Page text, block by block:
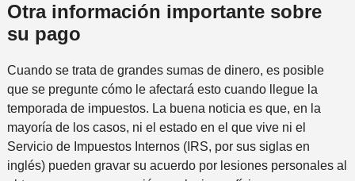
Otra información importante sobre
su pago
Cuando se trata de grandes sumas de dinero, es posible
que se pregunte cómo le afectará esto cuando llegue la
temporada de impuestos. La buena noticia es que, en la
mayoría de los casos, ni el estado en el que vive ni el
Servicio de Impuestos Internos (IRS, por sus siglas en
inglés) pueden gravar su acuerdo por lesiones personales al